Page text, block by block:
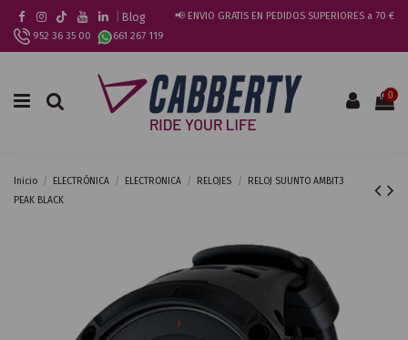
Blog
📢 ENVIO GRATIS EN PEDIDOS SUPERIORES a 70 €
952 36 35 00
661 267 119
0
Inicio ELECTRÓNICA ELECTRONICA RELOJES
RELOJ SUUNTO AMBIT3
PEAK BLACK